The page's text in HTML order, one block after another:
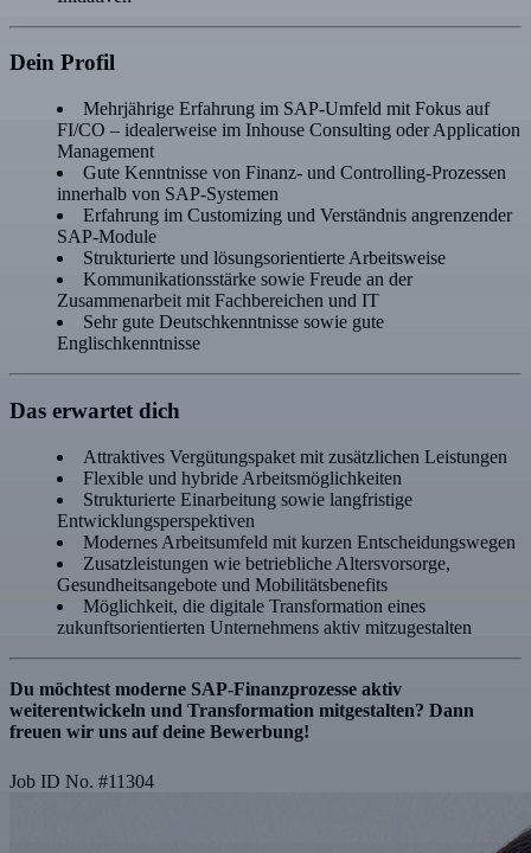
Dein Profil
Mehrjährige Erfahrung im SAP-Umfeld mit Fokus auf
FI/CO – idealerweise im Inhouse Consulting oder Application
Management
Gute Kenntnisse von Finanz- und Controlling-Prozessen
innerhalb von SAP-Systemen
Erfahrung im Customizing und Verständnis angrenzender
SAP-Module
Strukturierte und lösungsorientierte Arbeitsweise
Kommunikationsstärke sowie Freude an der
Zusammenarbeit mit Fachbereichen und IT
Sehr gute Deutschkenntnisse sowie gute
Englischkenntnisse
Das erwartet dich
Attraktives Vergütungspaket mit zusätzlichen Leistungen
Flexible und hybride Arbeitsmöglichkeiten
Strukturierte Einarbeitung sowie langfristige
Entwicklungsperspektiven
Modernes Arbeitsumfeld mit kurzen Entscheidungswegen
Zusatzleistungen wie betriebliche Altersvorsorge,
Gesundheitsangebote und Mobilitätsbenefits
Möglichkeit, die digitale Transformation eines
zukunftsorientierten Unternehmens aktiv mitzugestalten
Du möchtest moderne SAP-Finanzprozesse aktiv
weiterentwickeln und Transformation mitgestalten? Dann
freuen wir uns auf deine Bewerbung!
Job ID No. #11304